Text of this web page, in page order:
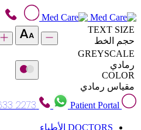
TEXT SIZE
حجم الخط
GREYSCALE
رمادي
COLOR
مقياس رمادي
Patient Portal
2273
DOCTORS الأطباء